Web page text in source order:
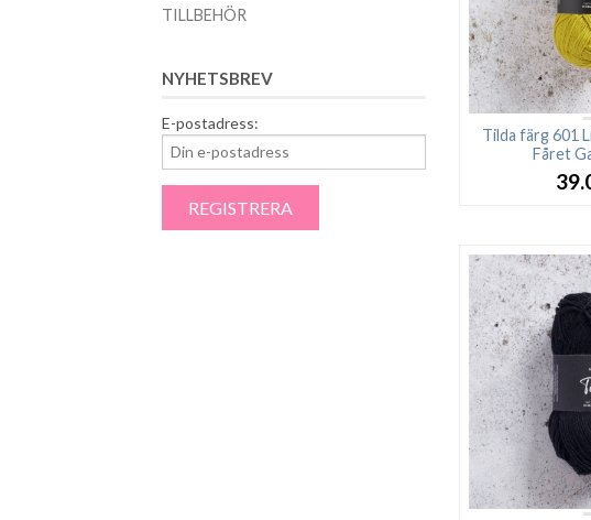
Tilda färg 601
Fåret
TILLBEHÖR
NYHETSBREV
E-postadress: